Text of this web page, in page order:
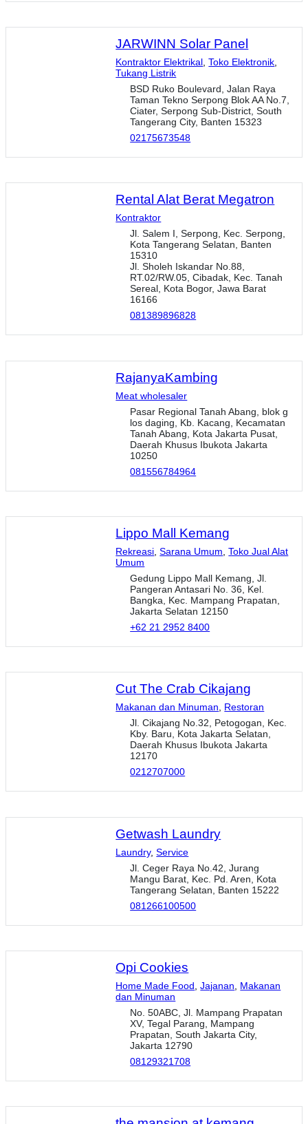
JARWINN Solar Panel
Kontraktor Elektrikal ,Toko Elektronik
Tukang Listrik
BSD Ruko Boulevard, Jalan Raya
Taman Tekno Serpong Blok AA No.7,
Ciater, Serpong Sub-District, South
Tangerang City, Banten 15323
02175673548
Rental Alat Berat Megatron
Kontraktor
Jl. Salem I, Serpong, Kec. Serpong,
Kota Tangerang Selatan, Banten
15310
Jl. Sholeh Iskandar No.88,
RT.02/RW.05, Cibadak, Kec. Tanah
Sereal, Kota Bogor, Jawa Barat
16166
081389896828
RajanyaKambing
Meat wholesaler
Pasar Regional Tanah Abang, blok g
los daging, Kb. Kacang, Kecamatan
Tanah Abang, Kota Jakarta Pusat,
Daerah Khusus Ibukota Jakarta
10250
081556784964
Lippo Mall Kemang
Rekreasi ,Sarana Umum ,Toko Jual Alat
Umum
Gedung Lippo Mall Kemang, Jl.
Pangeran Antasari No. 36, Kel.
Bangka, Kec. Mampang Prapatan,
Jakarta Selatan 12150
+62 21 2952 8400
Cut The Crab Cikajang
Makanan dan Minuman, Restoran
Jl. Cikajang No.32, Petogogan, Kec.
Kby. Baru, Kota Jakarta Selatan,
Daerah Khusus Ibukota Jakarta
12170
0212707000
Getwash Laundry
Laundry,Service
Jl. Ceger Raya No.42, Jurang
Mangu Barat, Kec. Pd. Aren, Kota
Tangerang Selatan, Banten 15222
081266100500
Opi Cookies
Home Made Food ,Jajanan
Makanan
dan Minuman
No. 50ABC, Jl. Mampang Prapatan
XV, Tegal Parang, Mampang
Prapatan, South Jakarta City,
Jakarta 12790
08129321708